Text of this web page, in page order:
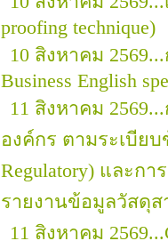
proofing technique)
10 สิงหาคม
Business English
11 สิงหาคม
องค์กร ตามระเบีย
Regulatory) และก
รายงานข้อมูลวัสดุ
11 สิงหาคม